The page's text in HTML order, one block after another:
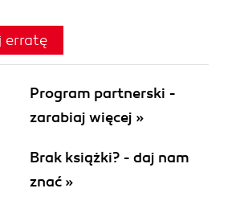
erratę
Program partnerski -
zarabiaj więcej »
Brak książki? - daj nam
znać »